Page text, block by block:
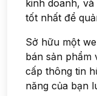
kinh doanh,
tốt nhất để
Sở hữu một
bán sản phẩm
cấp thông tin
năng của bạn